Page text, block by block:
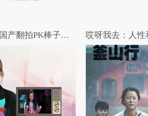
女王驾到第二季 第12期：国产翻拍PK棒子原版